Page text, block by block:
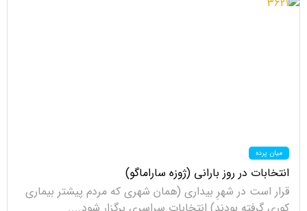
میان پرده
انتخابات در روز بارانی (ژوزه ساراماگو)
قرار است در شهرِ بیداری (همان شهری که مردم پیشتر بیماری